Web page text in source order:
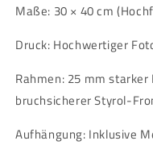
Maße: 30 × 40 cm
Druck: Hochwertiger
Rahmen: 25 mm
bruchsicherer Styrol-
Aufhängung: Inklusive